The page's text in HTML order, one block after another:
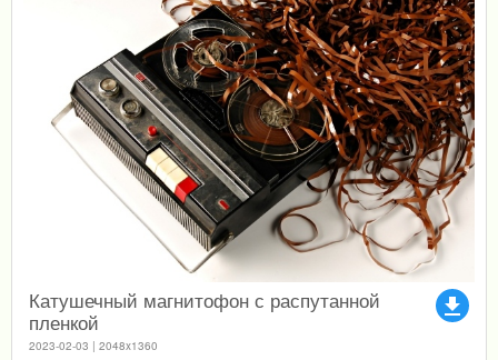
file_download
Катушечный магнитофон с распутанной
пленкой
2023-02-03 | 2048x1360